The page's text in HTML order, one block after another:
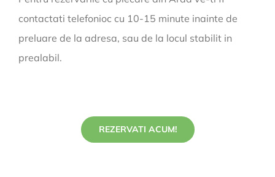
contactati telefonioc cu 10-15 minute inainte de
preluare de la adresa, sau de la locul stabilit in
prealabil.
REZERVATI ACUM!